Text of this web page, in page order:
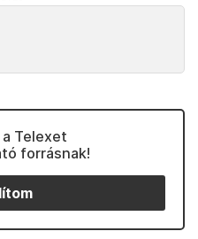
Telexet
forrásnak!